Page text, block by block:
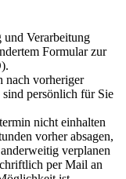
Verarbeitung
Formular zur
nach vorheriger
persönlich für Sie
nicht einhalten
vorher absagen,
verplanen
per Mail an